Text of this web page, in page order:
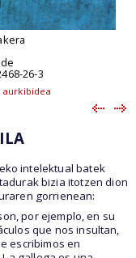
26-3
aurkibidea
intelektual batek
bizia itotzen dion
gorrienean:
por ejemplo, en su
que nos insultan,
escribimos en